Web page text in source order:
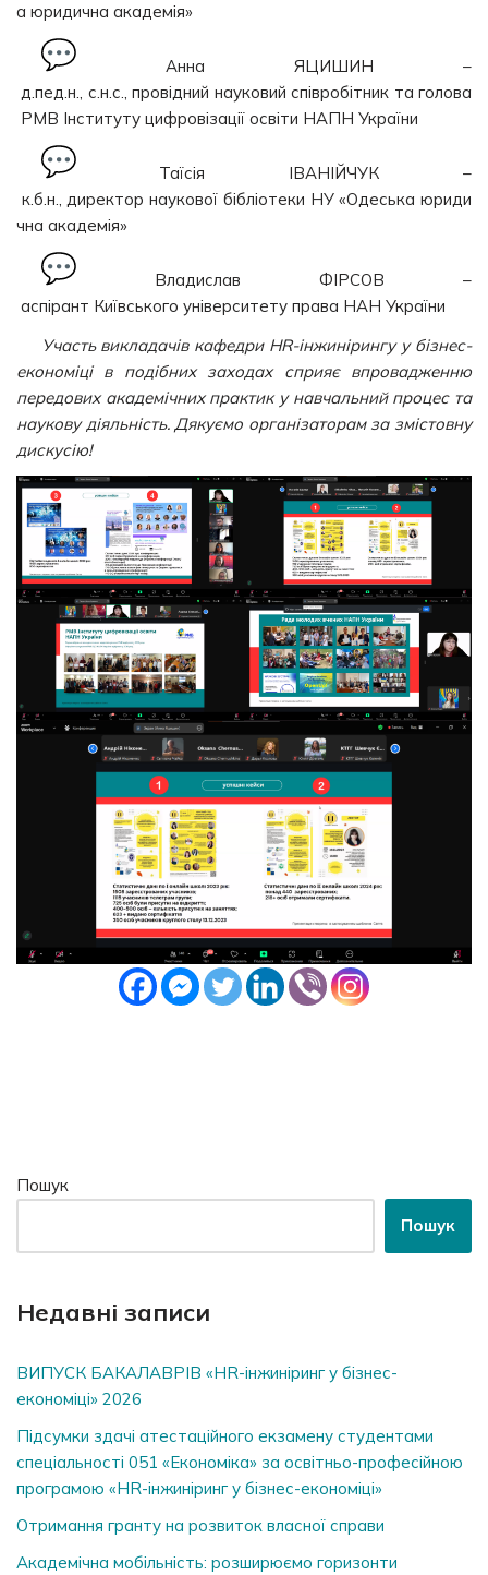
а юридична академія»
Анна ЯЦИШИН –
д.пед.н., с.н.с., провідний науковий співробітник та голова
РМВ Інституту цифровізації освіти НАПН України
Таїсія ІВАНІЙЧУК –
к.б.н., директор наукової бібліотеки НУ «Одеська юриди
чна академія»
Владислав ФІРСОВ –
аспірант Київського університету права НАН України
Участь викладачів кафедри HR-інжинірингу у бізнес-
економіці в подібних заходах сприяє впровадженню
передових академічних практик у навчальний процес та
наукову діяльність. Дякуємо організаторам за змістовну
дискусію!
Пошук
Пошук
Недавні записи
ВИПУСК БАКАЛАВРІВ «HR-інжиніринг у бізнес-
економіці» 2026
Підсумки здачі атестаційного екзамену студентами
спеціальності 051 «Економіка» за освітньо-професійною
програмою «HR-інжиніринг у бізнес-економіці»
Отримання гранту на розвиток власної справи
Академічна мобільність: розширюємо горизонти